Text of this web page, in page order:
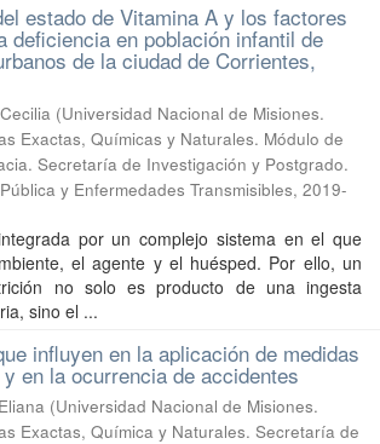
estado de Vitamina A y los factores
deficiencia en población infantil de
de la ciudad de Corrientes,
(Universidad Nacional de Misiones.
Exactas, Químicas y Naturales. Módulo de
Secretaría de Investigación y Postgrado.
y Enfermedades Transmisibles, 2019-
por un complejo sistema en el que
el agente y el huésped. Por ello, un
no solo es producto de una ingesta
sino el ...
influyen en la aplicación de medidas
en la ocurrencia de accidentes
(Universidad Nacional de Misiones.
Exactas, Química y Naturales. Secretaría de